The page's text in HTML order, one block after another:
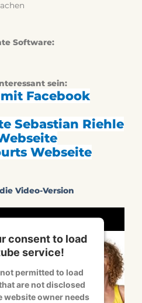
Software:
sein:
Facebook
Sebastian Riehle
Webseite
Video-Version
consent to load
service!
permitted to load
are not disclosed
website owner needs